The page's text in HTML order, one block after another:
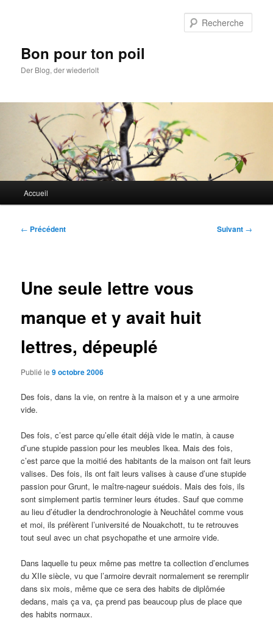
Bon pour ton poil
Der Blog, der wiederlolt
principal
Accueil
Navigation
← Précédent Suivant →
Une seule lettre vous
manque et y avait huit
lettres, dépeuplé
Publié le9 octobre 2006
Des fois, dans la vie, on rentre à la maison et y a une armoire
vide.
Des fois, c’est parce qu’elle était déjà vide le matin, à cause
d’une stupide passion pour les meubles Ikea. Mais des fois,
c’est parce que la moitié des habitants de la maison ont fait leurs
valises. Des fois, ils ont fait leurs valises à cause d’une stupide
passion pour Grunt, le maître-nageur suédois. Mais des fois, ils
sont simplement partis terminer leurs études. Sauf que comme
au lieu d’étudier la dendrochronologie à Neuchâtel comme vous
et moi, ils préfèrent l’université de Nouakchott, tu te retrouves
tout seul avec un chat psychopathe et une armoire vide.
Dans laquelle tu peux même pas mettre ta collection d’enclumes
du XIIe siècle, vu que l’armoire devrait normalement se reremplir
dans six mois, même que ce sera des habits de diplômée
dedans, mais ça va, ça prend pas beaucoup plus de place que
des habits normaux.